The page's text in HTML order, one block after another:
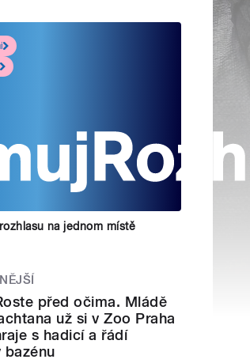
na jednom místě
před očima. Mládě
už si v Zoo Praha
s hadicí a řádí
bazénu